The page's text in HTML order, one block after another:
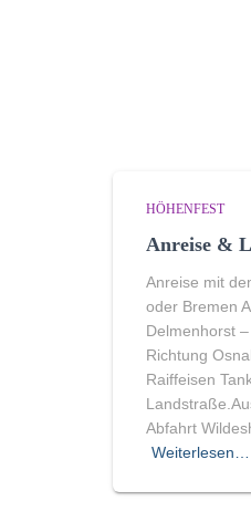
HÖHENFEST
Anreise &
Anreise mit
oder Bremen
Delmenhorst
Richtung
Raiffeisen
Abfahrt
Weiterlesen…